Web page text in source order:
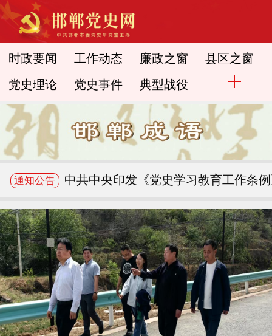
时政要闻 工作动态 廉政之窗 县区之窗
党史理论 党史事件 典型战役
通知公告 中共中央印发《党史学习教育工作条